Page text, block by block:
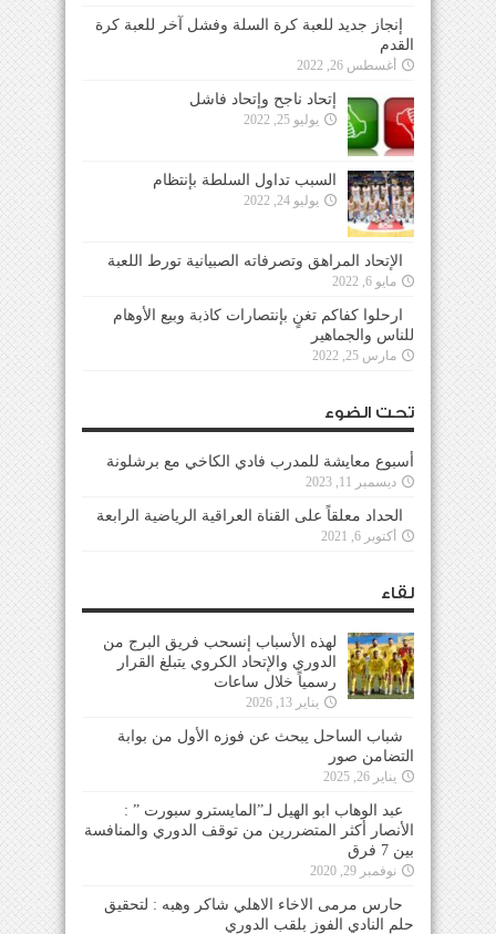
إنجاز جديد للعبة كرة السلة وفشل آخر للعبة كرة
القدم
أغسطس 26, 2022
إتحاد ناجح وإتحاد فاشل
يوليو 25, 2022
السبب تداول السلطة بإنتظام
يوليو 24, 2022
الإتحاد المراهق وتصرفاته الصبيانية تورط اللعبة
مايو 6, 2022
ارحلوا كفاكم تغنٍ بإنتصارات كاذبة وبيع الأوهام
للناس والجماهير
مارس 25, 2022
تحت الضوء
أسبوع معايشة للمدرب فادي الكاخي مع برشلونة
ديسمبر 11, 2023
الحداد معلقاً على القناة العراقية الرياضية الرابعة
أكتوبر 6, 2021
لقاء
لهذه الأسباب إنسحب فريق البرج من
الدوري والإتحاد الكروي يتبلغ القرار
رسمياً خلال ساعات
يناير 13, 2026
شباب الساحل يبحث عن فوزه الأول من بوابة
التضامن صور
يناير 26, 2025
عبد الوهاب ابو الهيل لـ”المايسترو سبورت ” :
الأنصار أكثر المتضررين من توقف الدوري والمنافسة
بين 7 فرق
نوفمبر 29, 2020
حارس مرمى الاخاء الاهلي شاكر وهبه : لتحقيق
حلم النادي الفوز بلقب الدوري